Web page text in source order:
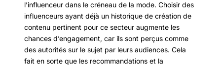
l’influenceur dans le créneau de la mode. Choisir des
influenceurs ayant déjà un historique de création de
contenu pertinent pour ce secteur augmente les
chances d’engagement, car ils sont perçus comme
des autorités sur le sujet par leurs audiences. Cela
fait en sorte que les recommandations et la